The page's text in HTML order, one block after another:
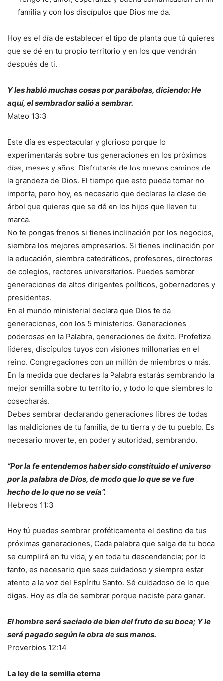
familia y con los discípulos que Dios me da.
Hoy es el día de establecer el tipo de planta que tú quieres
que se dé en tu propio territorio y en los que vendrán
después de ti.
Y les habló muchas cosas por parábolas, diciendo: He
aquí, el sembrador salió a sembrar.
Mateo 13:3
Este día es espectacular y glorioso porque lo
experimentarás sobre tus generaciones en los próximos
días, meses y años. Disfrutarás de los nuevos caminos de
la grandeza de Dios. El tiempo que esto pueda tomar no
importa, pero hoy, es necesario que declares la clase de
árbol que quieres que se dé en los hijos que lleven tu
marca.
No te pongas frenos si tienes inclinación por los negocios,
siembra los mejores empresarios. Si tienes inclinación por
la educación, siembra catedráticos, profesores, directores
de colegios, rectores universitarios. Puedes sembrar
generaciones de altos dirigentes políticos, gobernadores y
presidentes.
En el mundo ministerial declara que Dios te da
generaciones, con los 5 ministerios. Generaciones
poderosas en la Palabra, generaciones de éxito. Profetiza
líderes, discípulos tuyos con visiones millonarias en el
reino. Congregaciones con un millón de miembros o más.
En la medida que declares la Palabra estarás sembrando la
mejor semilla sobre tu territorio, y todo lo que siembres lo
cosecharás.
Debes sembrar declarando generaciones libres de todas
las maldiciones de tu familia, de tu tierra y de tu pueblo. Es
necesario moverte, en poder y autoridad, sembrando.
“Por la fe entendemos haber sido constituido el universo
por la palabra de Dios, de modo que lo que se ve fue
hecho de lo que no se veía”.
Hebreos 11:3
Hoy tú puedes sembrar proféticamente el destino de tus
próximas generaciones, Cada palabra que salga de tu boca
se cumplirá en tu vida, y en toda tu descendencia; por lo
tanto, es necesario que seas cuidadoso y siempre estar
atento a la voz del Espíritu Santo. Sé cuidadoso de lo que
digas. Hoy es día de sembrar porque naciste para ganar.
El hombre será saciado de bien del fruto de su boca; Y le
será pagado según la obra de sus manos.
Proverbios 12:14
La ley de la semilla eterna